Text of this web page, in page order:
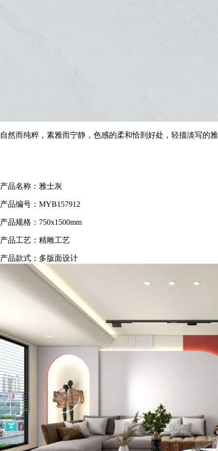
自然而纯粹，素雅而宁静，色感的柔和恰到好处，轻描淡写的
产品名称：雅士灰
产品编号：MYB157912
产品规格：750x1500mm
产品工艺：精雕工艺
产品款式：多版面设计